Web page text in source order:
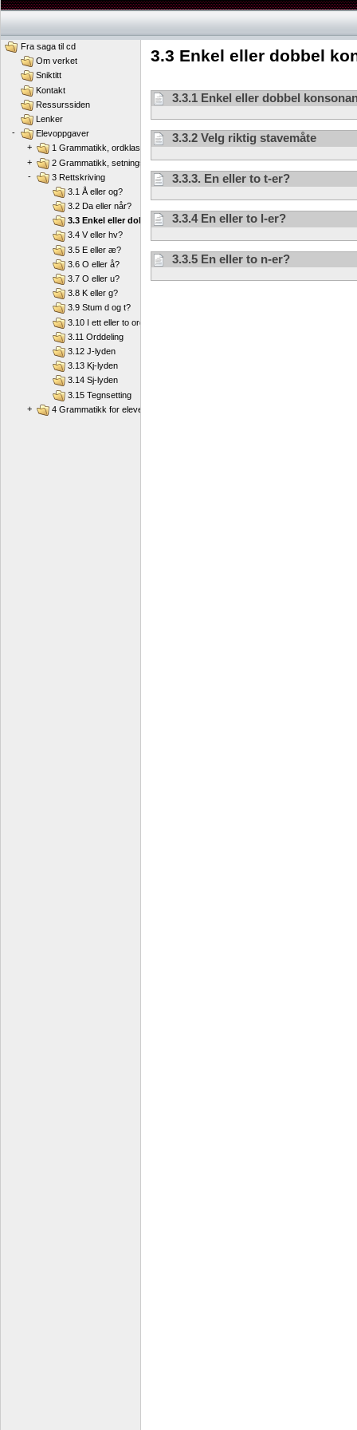
3.3 Enkel eller dobbel
3.3.1 Enkel eller dobbel
3.3.2 Velg riktig stavemåte
3.3.3. En eller to t-er?
3.3.4 En eller to l-er?
3.3.5 En eller to n-er?
Fra saga til cd
Om verket
Sniktitt
Kontakt
Ressurssiden
Lenker
-
Elevoppgaver
+
1 Grammatikk, ordklasser
+
2 Grammatikk, setningsledd
-
3 Rettskriving
3.1 Å eller og?
3.2 Da eller når?
3.3 Enkel eller dobbel konsonant?
3.4 V eller hv?
3.5 E eller æ?
3.6 O eller å?
3.7 O eller u?
3.8 K eller g?
3.9 Stum d og t?
3.10 I ett eller to ord?
3.11 Orddeling
3.12 J-lyden
3.13 Kj-lyden
3.14 Sj-lyden
3.15 Tegnsetting
+
4 Grammatikk for elever som har nynorsk som sidemål